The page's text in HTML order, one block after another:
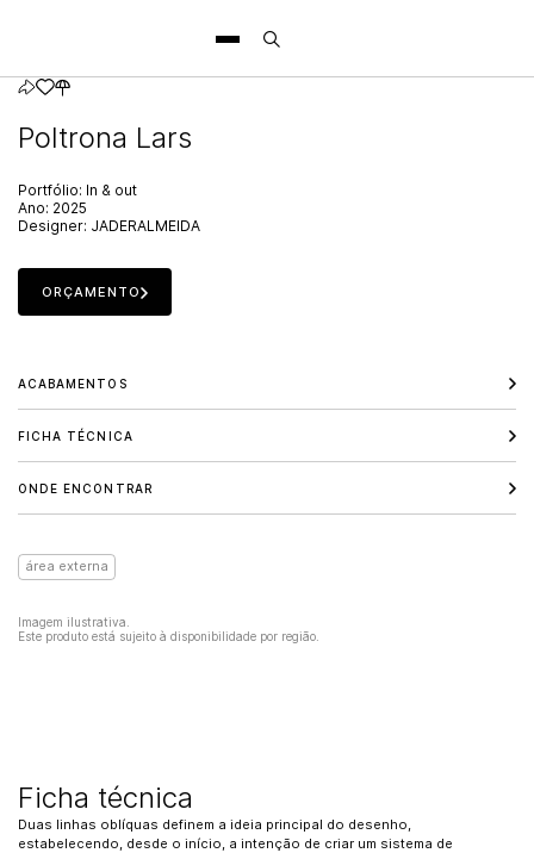
Poltrona Lars
Portfólio: In & out
Ano: 2025
Designer: JADERALMEIDA
ORÇAMENTO
ACABAMENTOS
FICHA TÉCNICA
ONDE ENCONTRAR
área externa
Imagem ilustrativa.
Este produto está sujeito à disponibilidade por região.
Ficha técnica
Duas linhas oblíquas definem a ideia principal do desenho,
estabelecendo, desde o início, a intenção de criar um sistema de